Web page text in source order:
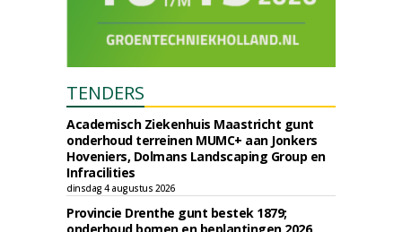
TENDERS
Academisch Ziekenhuis Maastricht gunt
onderhoud terreinen MUMC+ aan Jonkers
Hoveniers, Dolmans Landscaping Group en
Infracilities
dinsdag 4 augustus 2026
Provincie Drenthe gunt bestek 1879;